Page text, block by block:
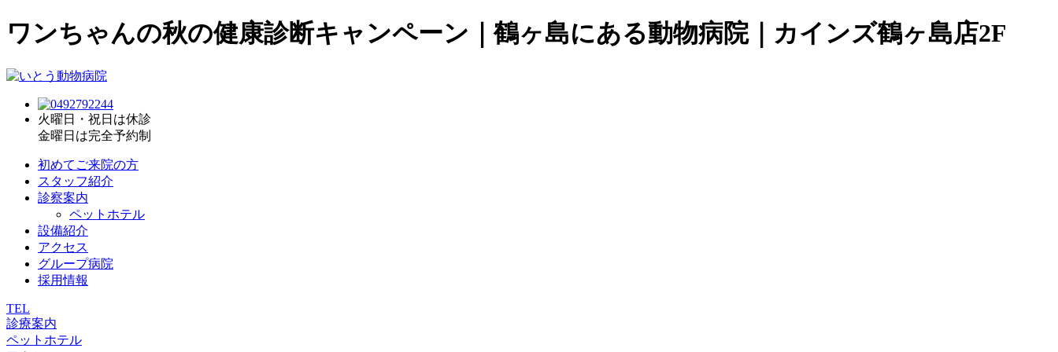
ワンちゃんの秋の健康診断キャンペーン｜鶴ヶ島にある動物病院｜カインズ鶴ヶ島店2F
火曜日・祝日は休診
金曜日は完全予約制
初めてご来院の方
スタッフ紹介
診察案内
ペットホテル
設備紹介
アクセス
グループ病院
採用情報
TEL
診療案内
ペットホテル